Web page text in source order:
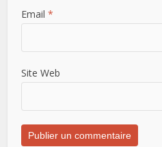
Email *
Site Web